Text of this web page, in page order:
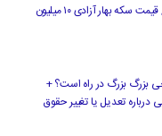
قیمت جدید طلا و سکه ۱۲ مهرماه ۱۴۰۴/ قیمت سکه بهار آزادی ۱۰ میلیون
بزرگ بزرگ در راه است؟ +
تعدیل یا تغییر حقوق